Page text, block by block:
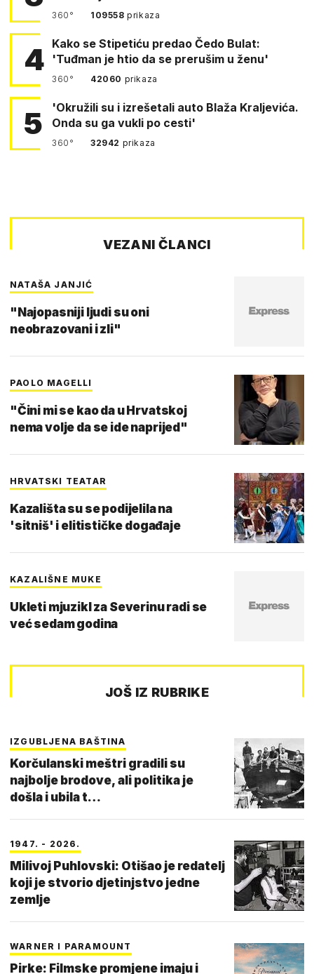
360° 109558prikaza
4 Kako se Stipetiću predao Čedo Bulat:
'Tuđman je htio da se prerušim u ženu'
360° 42060 prikaza
5
'Okružili su i izrešetali auto Blaža Kraljevića.
Onda su ga vukli po cesti'
360° 32942 prikaza
VEZANI ČLANCI
NATAŠA JANJIĆ
"Najopasniji ljudi su oni
neobrazovani i zli"
PAOLO MAGELLI
"Čini mi se kao da u Hrvatskoj
nema volje da se ide naprijed"
HRVATSKI TEATAR
Kazališta su se podijelila na
'sitniš' i elitističke događaje
KAZALIŠNE MUKE
Ukleti mjuzikl za Severinu radi se
već sedam godina
JOŠ IZ RUBRIKE
IZGUBLJENA BAŠTINA
Korčulanski meštri gradili su
najbolje brodove, ali politika je
došla i ubila t…
1947. - 2026.
Milivoj Puhlovski: Otišao je redatelj
koji je stvorio djetinjstvo jedne
zemlje
WARNER I PARAMOUNT
Pirke: Filmske promjene imaju i